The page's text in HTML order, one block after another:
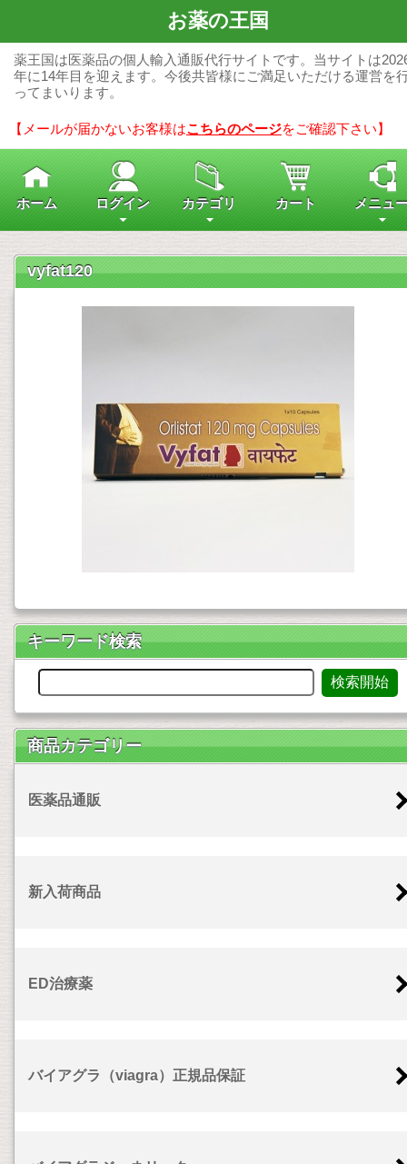
お薬の王国
薬王国は医薬品の個人輸入通販代行サイトです。当サイトは
年に14年目を迎えます。今後共皆様にご満足いただける運営を
ってまいります。
【メールが届かないお客様はこちらのページをご確認下さい】
ホーム ログイン カテゴリ カート メニュ
vyfat120
キーワード検索
商品カテゴリー
医薬品通販
新入荷商品
ED治療薬
バイアグラ（viagra）正規品保証